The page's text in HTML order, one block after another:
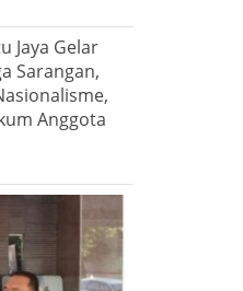
Jaya Gelar
Sarangan,
Anggota